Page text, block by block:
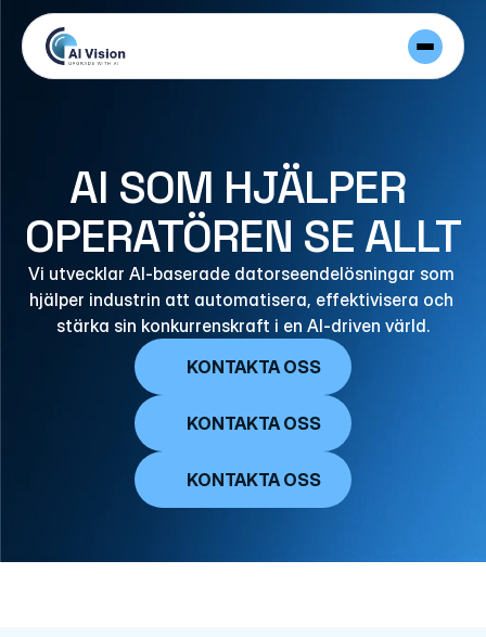
AI SOM HJÄLPER
OPERATÖREN SE ALLT
Vi utvecklar AI-baserade datorseendelösningar som
hjälper industrin att automatisera, effektivisera och
stärka sin konkurrenskraft i en AI-driven värld.
KONTAKTA OSS
KONTAKTA OSS
KONTAKTA OSS